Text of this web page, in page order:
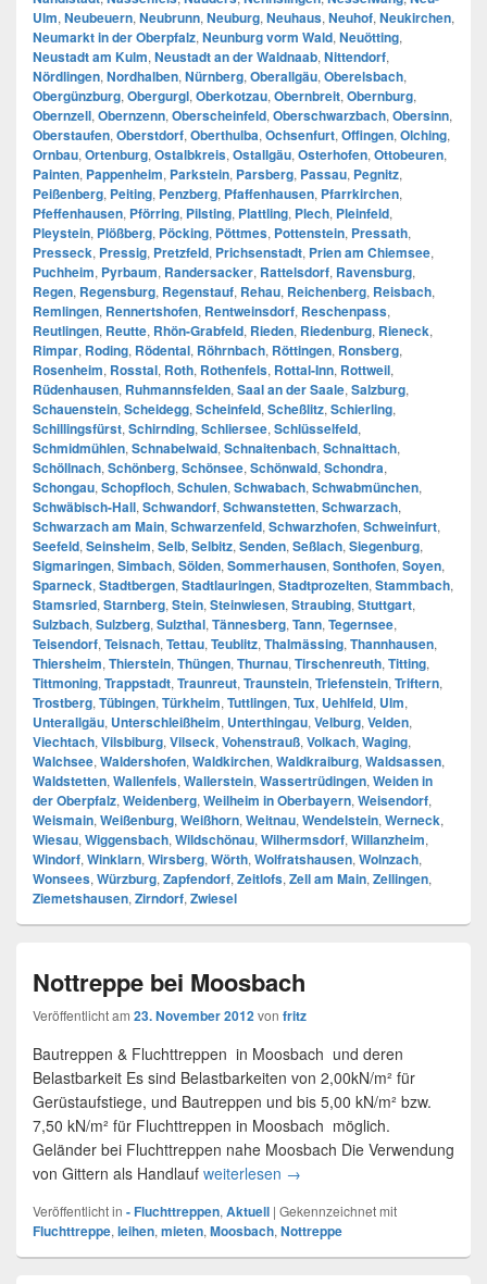
Ulm, Neubeuern, Neubrunn, Neuburg, Neuhaus, Neuhof, Neukirchen,
Neumarkt in der Oberpfalz, Neunburg vorm Wald, Neuötting,
Neustadt am Kulm, Neustadt an der Waldnaab, Nittendorf,
Nördlingen, Nordhalben, Nürnberg, Oberallgäu, Oberelsbach,
Obergünzburg, Obergurgl, Oberkotzau, Obernbreit, Obernburg,
Obernzell, Obernzenn, Oberscheinfeld, Oberschwarzbach, Obersinn,
Oberstaufen, Oberstdorf, Oberthulba, Ochsenfurt, Offingen, Olching,
Ornbau, Ortenburg, Ostalbkreis, Ostallgäu, Osterhofen, Ottobeuren,
Painten, Pappenheim, Parkstein, Parsberg, Passau, Pegnitz,
Peißenberg, Peiting, Penzberg, Pfaffenhausen, Pfarrkirchen,
Pfeffenhausen, Pförring, Pilsting, Plattling, Plech, Pleinfeld,
Pleystein, Plößberg, Pöcking, Pöttmes, Pottenstein, Pressath,
Presseck, Pressig, Pretzfeld, Prichsenstadt, Prien am Chiemsee,
Puchheim, Pyrbaum, Randersacker, Rattelsdorf, Ravensburg,
Regen, Regensburg, Regenstauf, Rehau, Reichenberg, Reisbach,
Remlingen, Rennertshofen, Rentweinsdorf, Reschenpass,
Reutlingen, Reutte, Rhön-Grabfeld, Rieden, Riedenburg, Rieneck,
Rimpar, Roding, Rödental, Röhrnbach, Röttingen, Ronsberg,
Rosenheim, Rosstal, Roth, Rothenfels, Rottal-Inn, Rottweil,
Rüdenhausen, Ruhmannsfelden, Saal an der Saale, Salzburg,
Schauenstein, Scheidegg, Scheinfeld, Scheßlitz, Schierling,
Schillingsfürst, Schirnding, Schliersee, Schlüsselfeld,
Schmidmühlen, Schnabelwaid, Schnaitenbach, Schnaittach,
Schöllnach, Schönberg, Schönsee, Schönwald, Schondra,
Schongau, Schopfloch, Schulen, Schwabach, Schwabmünchen,
Schwäbisch-Hall, Schwandorf, Schwanstetten, Schwarzach,
Schwarzach am Main, Schwarzenfeld, Schwarzhofen, Schweinfurt,
Seefeld, Seinsheim, Selb, Selbitz, Senden, Seßlach, Siegenburg,
Sigmaringen, Simbach, Sölden, Sommerhausen, Sonthofen, Soyen,
Sparneck, Stadtbergen, Stadtlauringen, Stadtprozelten, Stammbach,
Stamsried, Starnberg, Stein, Steinwiesen, Straubing, Stuttgart,
Sulzbach, Sulzberg, Sulzthal, Tännesberg, Tann, Tegernsee,
Teisendorf, Teisnach, Tettau, Teublitz, Thalmässing, Thannhausen,
Thiersheim, Thierstein, Thüngen, Thurnau, Tirschenreuth, Titting,
Tittmoning, Trappstadt, Traunreut, Traunstein, Triefenstein, Triftern,
Trostberg, Tübingen, Türkheim, Tuttlingen, Tux, Uehlfeld, Ulm,
Unterallgäu, Unterschleißheim, Unterthingau, Velburg, Velden,
Viechtach, Vilsbiburg, Vilseck, Vohenstrauß, Volkach, Waging,
Walchsee, Waldershofen, Waldkirchen, Waldkraiburg, Waldsassen,
Waldstetten, Wallenfels, Wallerstein, Wassertrüdingen, Weiden in
der Oberpfalz, Weidenberg, Weilheim in Oberbayern, Weisendorf,
Weismain, Weißenburg, Weißhorn, Weitnau, Wendelstein, Werneck,
Wiesau, Wiggensbach, Wildschönau, Wilhermsdorf, Willanzheim,
Windorf, Winklarn, Wirsberg, Wörth, Wolfratshausen, Wolnzach,
Wonsees, Würzburg, Zapfendorf, Zeitlofs, Zell am Main, Zellingen,
Ziemetshausen, Zirndorf, Zwiesel
Nottreppe bei Moosbach
Veröffentlicht am 23. November 2012von fritz
Bautreppen & Fluchttreppen in Moosbach und deren
Belastbarkeit Es sind Belastbarkeiten von 2,00kN/m² für
Gerüstaufstiege, und Bautreppen und bis 5,00 kN/m² bzw.
7,50 kN/m² für Fluchttreppen in Moosbach möglich.
Geländer bei Fluchttreppen nahe Moosbach Die Verwendung
von Gittern als Handlauf weiterlesen Nottreppe bei Moosbach
→
Veröffentlicht in - Fluchttreppen, Aktuell | Gekennzeichnet mit
Fluchttreppe, leihen, mieten, Moosbach, Nottreppe